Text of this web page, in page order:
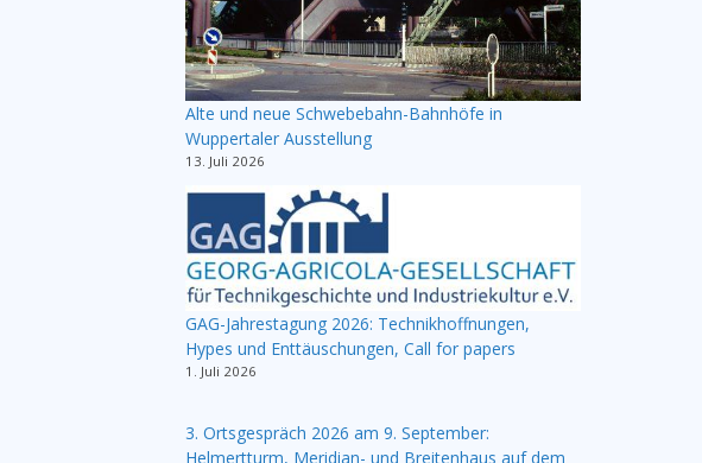
Alte und neue Schwebebahn-Bahnhöfe in
Wuppertaler Ausstellung
13. Juli 2026
GAG-Jahrestagung 2026: Technikhoffnungen,
Hypes und Enttäuschungen, Call for papers
1. Juli 2026
3. Ortsgespräch 2026 am 9. September:
Helmertturm, Meridian- und Breitenhaus auf dem